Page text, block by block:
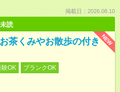
掲載日：2026.08.10
未読
NEW
茶くみやお散歩の付き
験OK
ブランクOK